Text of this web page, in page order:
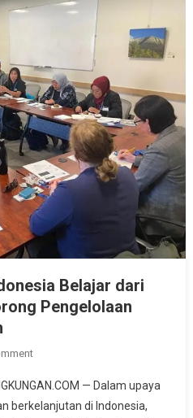
Belajar dari
Pengelolaan
On
Kehutanan
Indonesia
— Dalam upaya
berkelanjutan di Indonesia,